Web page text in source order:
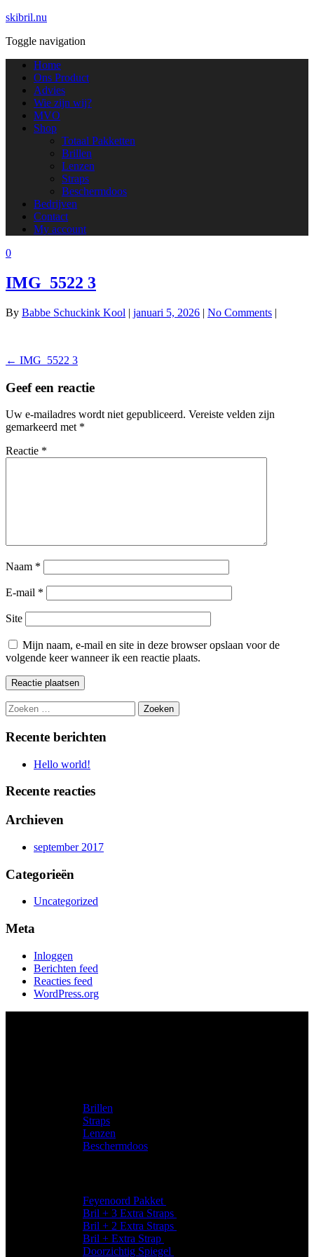
skibril.nu
Toggle navigation
Home
Ons Product
Advies
Wie zijn wij?
MVO
Shop
Totaal Pakketten
Brillen
Lenzen
Straps
Beschermdoos
Bedrijven
Contact
My account
0
IMG_5522 3
By Babbe Schuckink Kool | januari 5, 2026 | No Comments |
Berichtnavigatie
← IMG_5522 3
Geef een reactie
Uw e-mailadres wordt niet gepubliceerd. Vereiste velden zijn
gemarkeerd met *
Reactie *
Naam *
E-mail *
Site
Mijn naam, e-mail en site in deze browser opslaan voor de
volgende keer wanneer ik een reactie plaats.
Zoeken
naar:
Recente berichten
Hello world!
Recente reacties
Archieven
september 2017
Categorieën
Uncategorized
Meta
Inloggen
Berichten feed
Reacties feed
WordPress.org
Brillen
Straps
Lenzen
Beschermdoos
Feyenoord Pakket
Bril + 3 Extra Straps
Bril + 2 Extra Straps
Bril + Extra Strap
Doorzichtig Spiegel